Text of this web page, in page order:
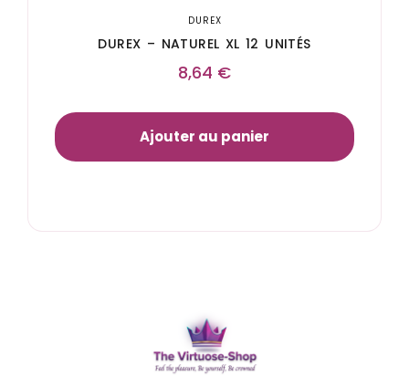
DUREX
DUREX – NATUREL XL 12 UNITÉS
8,64 €
Ajouter au panier